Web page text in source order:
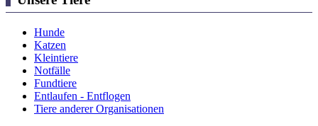
Hunde
Katzen
Kleintiere
Notfälle
Fundtiere
Entlaufen - Entflogen
Tiere anderer Organisationen